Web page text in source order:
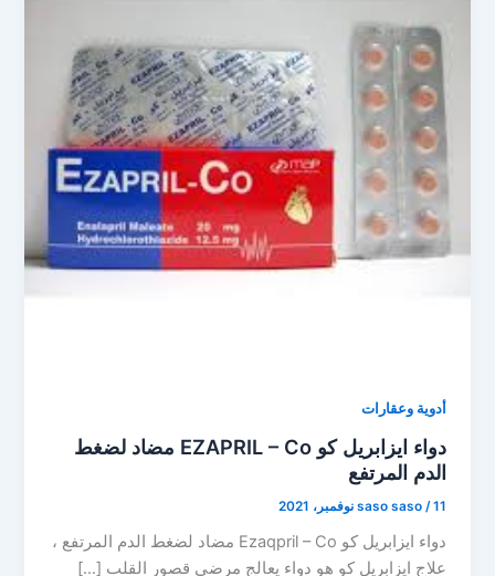
أدوية وعقارات
دواء ايزابريل كو EZAPRIL – Co مضاد لضغط
الدم المرتفع
saso saso /11 نوفمبر، 2021
دواء ايزابريل كو Ezaqpril – Co مضاد لضغط الدم المرتفع ،
علاج ايزابريل كو هو دواء يعالج مرضى قصور القلب […]